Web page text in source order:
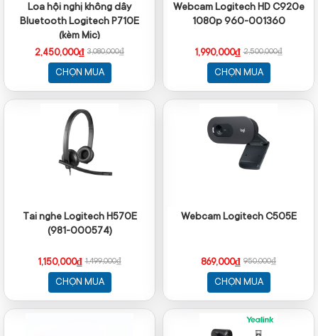
Loa hội nghị không dây
Bluetooth Logitech P710E
(kèm Mic)
2,450,000₫ 3,080,000₫
CHỌN MUA
Webcam Logitech HD C920e
1080p 960-001360
1,990,000₫ 2,500,000₫
CHỌN MUA
Tai nghe Logitech H570E
(981-000574)
1,150,000₫ 1,499,000₫
CHỌN MUA
Webcam Logitech C505E
869,000₫ 950,000₫
CHỌN MUA